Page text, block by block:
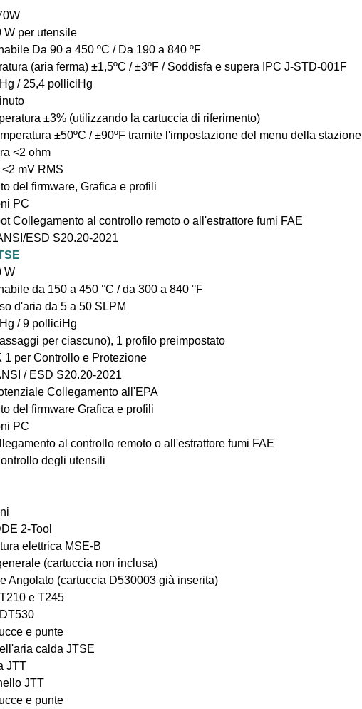
W per utensile
Da 90 a 450 ºC / Da 190 a 840 ºF
(aria ferma) ±1,5ºC / ±3ºF / Soddisfa e supera IPC J-STD-001F
/ 25,4 polliciHg
±3% (utilizzando la cartuccia di riferimento)
±50ºC / ±90ºF tramite l'impostazione del menu della stazione
<2 ohm
mV RMS
del firmware, Grafica e profili
PC
Collegamento al controllo remoto o all'estrattore fumi FAE
ESD S20.20-2021
W
da 150 a 450 °C / da 300 a 840 °F
d'aria da 5 a 50 SLPM
/ 9 polliciHg
per ciascuno), 1 profilo preimpostato
1 per Controllo e Protezione
/ ESD S20.20-2021
Collegamento all'EPA
del firmware Grafica e profili
PC
al controllo remoto o all'estrattore fumi FAE
degli utensili
2-Tool
elettrica MSE-B
(cartuccia non inclusa)
Angolato (cartuccia D530003 già inserita)
e T245
e punte
calda JTSE
JTT
JTT
e punte